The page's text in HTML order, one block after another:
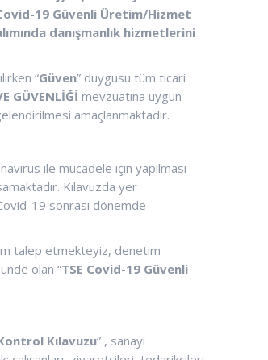
19 Güvenli Üretim/Hizmet
danışmanlık hizmetlerini
“Güven” duygusu tüm ticari
GÜVENLİĞİ mevzuatına uygun
amaçlanmaktadır.
ile mücadele için yapılması
Kılavuzda yer
19 sonrası dönemde
talep etmekteyiz, denetim
olan “TSE Covid-19 Güvenli
Kılavuzu” , sanayi